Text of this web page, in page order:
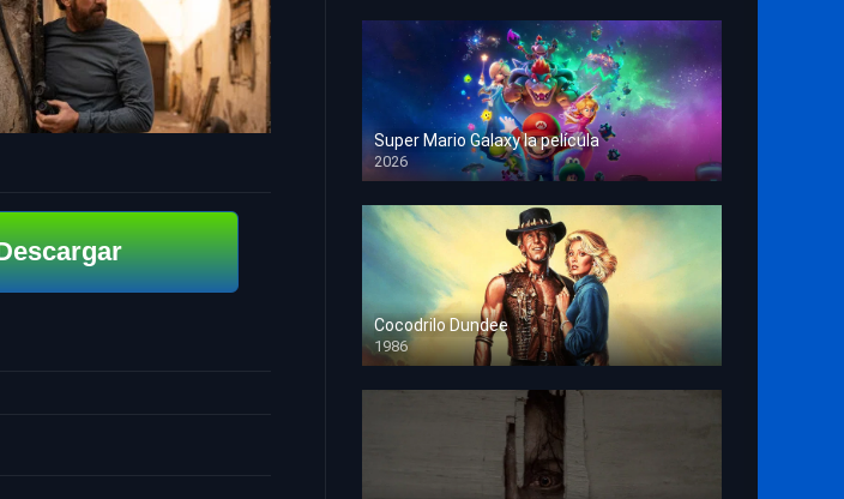
Super Mario Galaxy la película
2026
HD 1080p
Cocodrilo Dundee
1986
HD 1080p